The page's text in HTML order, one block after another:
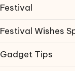
Festival
Festival Wishes
Gadget Tips